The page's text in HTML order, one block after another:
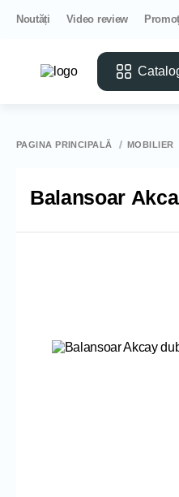
Noutăți Video review
PAGINA PRINCIPALĂ MOBILIER
Balansoar